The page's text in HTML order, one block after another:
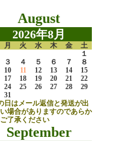
August
2026年8月
月 火 水 木 金
土
１
３ ４ ５ ６ ７
８
10 11 12 13 14
15
17 18 19 20 21
22
24 25 26 27 28
29
31
日はメール返信と発送が出
場合がありますのであらか
了承ください
September